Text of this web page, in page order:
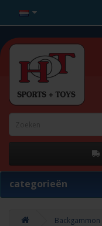
categorieën
Backgammon